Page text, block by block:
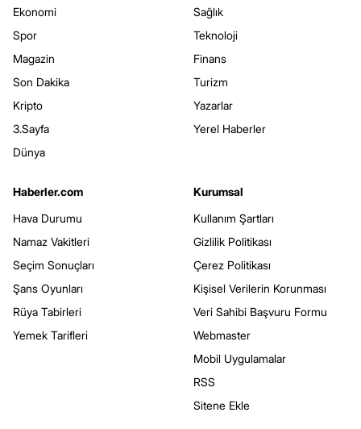
Ekonomi
Spor
Magazin
Son Dakika
Kripto
3.Sayfa
Dünya
Sağlık
Teknoloji
Finans
Turizm
Yazarlar
Yerel Haberler
Haberler.com
Hava Durumu
Namaz Vakitleri
Seçim Sonuçları
Şans Oyunları
Rüya Tabirleri
Yemek Tarifleri
Kurumsal
Kullanım Şartları
Gizlilik Politikası
Çerez Politikası
Kişisel Verilerin Korunması
Veri Sahibi Başvuru Formu
Webmaster
Mobil Uygulamalar
RSS
Sitene Ekle